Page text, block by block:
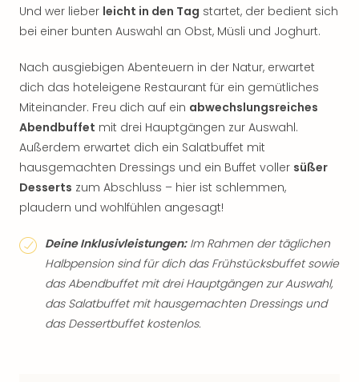
Und wer lieber leicht in den Tag startet, der bedient sich
bei einer bunten Auswahl an Obst, Müsli und Joghurt.
Nach ausgiebigen Abenteuern in der Natur, erwartet
dich das hoteleigene Restaurant für ein gemütliches
Miteinander. Freu dich auf ein abwechslungsreiches
Abendbuffet mit drei Hauptgängen zur Auswahl.
Außerdem erwartet dich ein Salatbuffet mit
hausgemachten Dressings und ein Buffet voller süßer
Desserts zum Abschluss – hier ist schlemmen,
plaudern und wohlfühlen angesagt!
Deine Inklusivleistungen:Im Rahmen der täglichen
Halbpension sind für dich das Frühstücksbuffet sowie
das Abendbuffet mit drei Hauptgängen zur Auswahl,
das Salatbuffet mit hausgemachten Dressings und
das Dessertbuffet kostenlos.